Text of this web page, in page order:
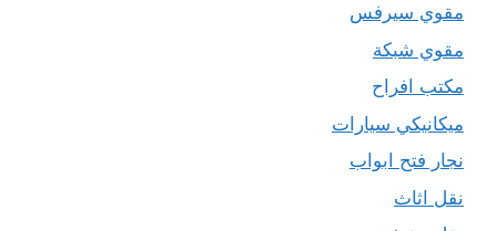
مقوي سيرفس
مقوي شبكة
مكتب افراح
ميكانيكي سيارات
نجار فتح ابواب
نقل اثاث